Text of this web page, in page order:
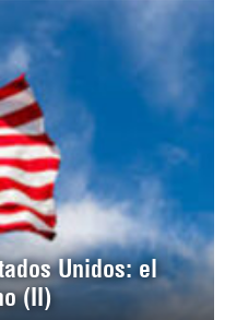
Unidos: el
(II)